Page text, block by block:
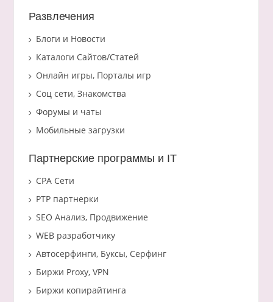
Развлечения
Блоги и Новости
Каталоги Сайтов/Статей
Онлайн игры, Порталы игр
Соц сети, Знакомства
Форумы и чаты
Мобильные загрузки
Партнерские программы и IT
CPA Сети
PTP партнерки
SEO Анализ, Продвижение
WEB разработчику
Автосерфинги, Буксы, Серфинг
Биржи Proxy, VPN
Биржи копирайтинга